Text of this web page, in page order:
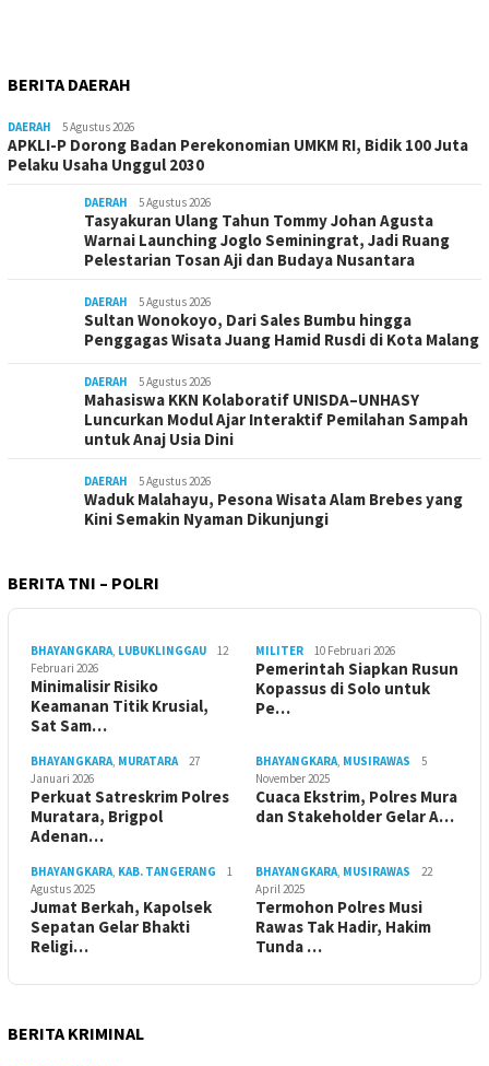
BERITA DAERAH
DAERAH 5 Agustus 2026
APKLI-P Dorong Badan Perekonomian UMKM RI, Bidik 100 Juta
Pelaku Usaha Unggul 2030
DAERAH 5 Agustus 2026
Tasyakuran Ulang Tahun Tommy Johan Agusta
Warnai Launching Joglo Seminingrat, Jadi Ruang
Pelestarian Tosan Aji dan Budaya Nusantara
DAERAH 5 Agustus 2026
Sultan Wonokoyo, Dari Sales Bumbu hingga
Penggagas Wisata Juang Hamid Rusdi di Kota Malang
DAERAH 5 Agustus 2026
Mahasiswa KKN Kolaboratif UNISDA–UNHASY
Luncurkan Modul Ajar Interaktif Pemilahan Sampah
untuk Anaj Usia Dini
DAERAH 5 Agustus 2026
Waduk Malahayu, Pesona Wisata Alam Brebes yang
Kini Semakin Nyaman Dikunjungi
BERITA TNI – POLRI
BHAYANGKARA LUBUKLINGGAU
12
Februari 2026
Minimalisir Risiko
Keamanan Titik Krusial,
Sat Sam…
MILITER 10 Februari 2026
Pemerintah Siapkan Rusun
Kopassus di Solo untuk
Pe…
BHAYANGKARA MURATARA
27
Januari 2026
Perkuat Satreskrim Polres
Muratara, Brigpol
Adenan…
BHAYANGKARA MUSIRAWAS
5
November 2025
Cuaca Ekstrim, Polres Mura
dan Stakeholder Gelar A…
BHAYANGKARA KAB. TANGERANG
1
Agustus 2025
Jumat Berkah, Kapolsek
Sepatan Gelar Bhakti
Religi…
BHAYANGKARA MUSIRAWAS
22
April 2025
Termohon Polres Musi
Rawas Tak Hadir, Hakim
Tunda …
BERITA KRIMINAL